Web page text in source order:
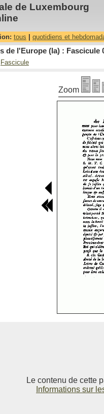
de Luxembourg
tous quotidiens et
de l'Europe (la) : Fascicule
Fascicule
Zoom
Le contenu de cette
Informations sur